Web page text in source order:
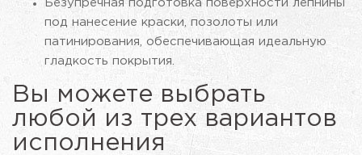
Безупречная подготовка поверхности лепнины
под нанесение краски, позолоты или
патинирования, обеспечивающая идеальную
гладкость покрытия.
Вы можете выбрать
любой из трех вариантов
исполнения